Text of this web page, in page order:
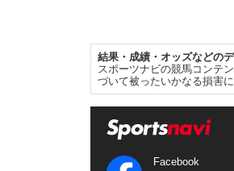
結果・成績・オッズなどの
スポーツナビの競馬コンテ
づいて被ったいかなる損害
Facebook